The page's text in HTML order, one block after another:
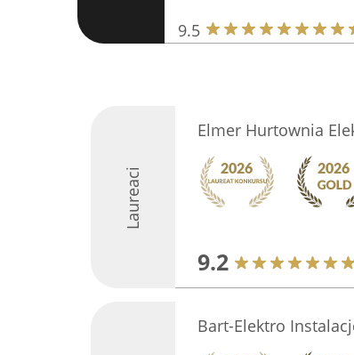
9.5
Laureaci
Elmer Hurtownia
9.2
Bart-Elektro